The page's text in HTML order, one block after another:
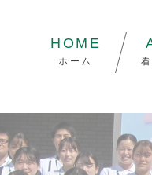
HOME
ホーム